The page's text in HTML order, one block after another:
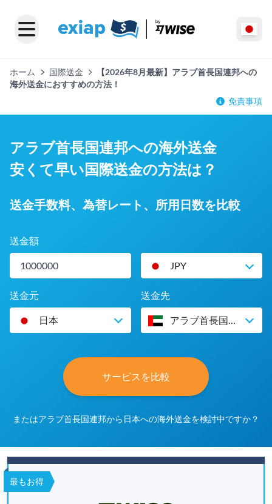
ホーム 国際送金
【2026年8月最新】アラブ首長国連邦への
海外送金におすすめの方法！
免責事項
アラブ首長国連邦への海外送金
安くて早い国際送金の方法は？
送金手数料、為替レート、所用日数を比較
送金額
JPY
送金元
日本
送金先
アラブ首長国連邦
サービスを比較
またはアラブ首長国連邦から日本への海外送金を検討中ですか？
最もお得